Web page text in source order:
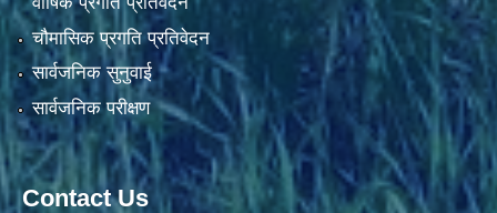
चौमासिक प्रगति प्रतिवेदन
सार्वजनिक सुनुवाई
सार्वजनिक परीक्षण
Contact Us